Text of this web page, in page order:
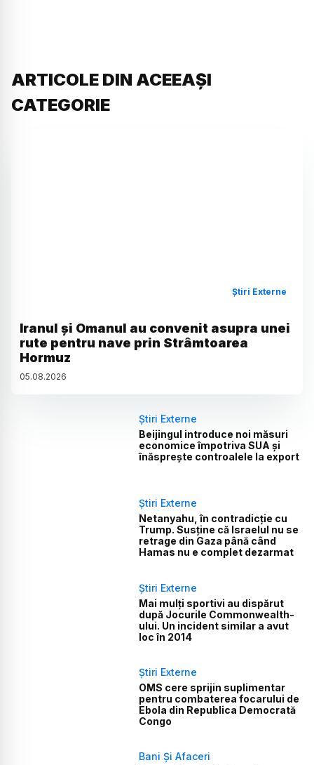
ARTICOLE DIN ACEEAȘI
CATEGORIE
Știri Externe
Iranul și Omanul au convenit asupra unei
rute pentru nave prin Strâmtoarea
Hormuz
05.08.2026
Știri Externe
Beijingul introduce noi măsuri
economice împotriva SUA și
înăsprește controalele la export
Știri Externe
Netanyahu, în contradicție cu
Trump. Susține că Israelul nu se
retrage din Gaza până când
Hamas nu e complet dezarmat
Știri Externe
Mai mulți sportivi au dispărut
după Jocurile Commonwealth-
ului. Un incident similar a avut
loc în 2014
Știri Externe
OMS cere sprijin suplimentar
pentru combaterea focarului de
Ebola din Republica Democrată
Congo
Bani Și Afaceri